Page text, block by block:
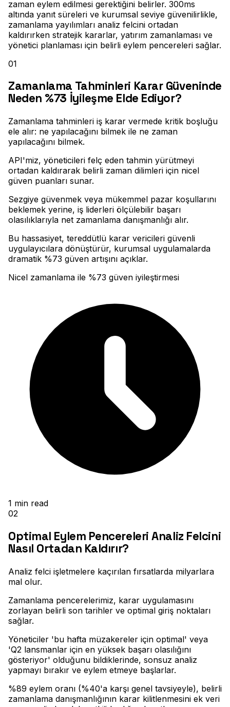
zaman eylem edilmesi gerektiğini belirler. 300ms
altında yanıt süreleri ve kurumsal seviye güvenilirlikle,
zamanlama yayılımları analiz felcini ortadan
kaldırırken stratejik kararlar, yatırım zamanlaması ve
yönetici planlaması için belirli eylem pencereleri sağlar.
01
Zamanlama Tahminleri Karar Güveninde
Neden %73 İyileşme Elde Ediyor?
Zamanlama tahminleri iş karar vermede kritik boşluğu
ele alır: ne yapılacağını bilmek ile ne zaman
yapılacağını bilmek.
API'miz, yöneticileri felç eden tahmin yürütmeyi
ortadan kaldırarak belirli zaman dilimleri için nicel
güven puanları sunar.
Sezgiye güvenmek veya mükemmel pazar koşullarını
beklemek yerine, iş liderleri ölçülebilir başarı
olasılıklarıyla net zamanlama danışmanlığı alır.
Bu hassasiyet, tereddütlü karar vericileri güvenli
uygulayıcılara dönüştürür, kurumsal uygulamalarda
dramatik %73 güven artışını açıklar.
Nicel zamanlama ile %73 güven iyileştirmesi
1 min read
02
Optimal Eylem Pencereleri Analiz Felcini
Nasıl Ortadan Kaldırır?
Analiz felci işletmelere kaçırılan fırsatlarda milyarlara
mal olur.
Zamanlama pencerelerimiz, karar uygulamasını
zorlayan belirli son tarihler ve optimal giriş noktaları
sağlar.
Yöneticiler 'bu hafta müzakereler için optimal' veya
'Q2 lansmanlar için en yüksek başarı olasılığını
gösteriyor' olduğunu bildiklerinde, sonsuz analiz
yapmayı bırakır ve eylem etmeye başlarlar.
%89 eylem oranı (%40'a karşı genel tavsiyeyle), belirli
zamanlama danışmanlığının karar kilitlenmesini ek veri